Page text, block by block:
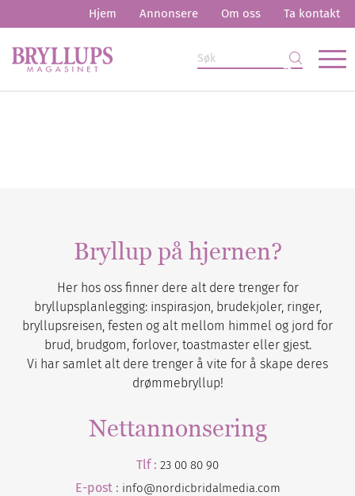
Hjem Annonsere Om oss Ta kontakt
Bryllup på hjernen?
Her hos oss finner dere alt dere trenger for
bryllupsplanlegging: inspirasjon, brudekjoler, ringer,
bryllupsreisen, festen og alt mellom himmel og jord for
brud, brudgom, forlover, toastmaster eller gjest.
Vi har samlet alt dere trenger å vite for å skape deres
drømmebryllup!
Nettannonsering
Tlf : 23 00 80 90
E-post : info@nordicbridalmedia.com